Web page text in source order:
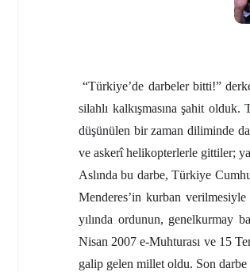
“Türkiye’de darbeler bitti!”
silahlı kalkışmasına şahit
düşünülen bir zaman diliminde
ve askerî helikopterlerle gittiler;
Aslında bu darbe, Türkiye
Menderes’in kurban
yılında ordunun, genelkurmay
Nisan 2007 e-Muhturası ve 15
galip gelen millet oldu. Son